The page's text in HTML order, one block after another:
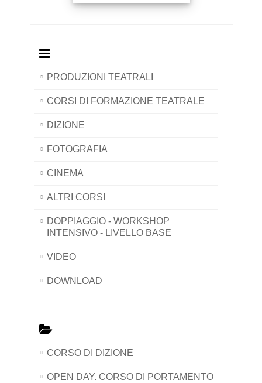
CompanyJoes'
CompanyCompany
PRODUZIONI TEATRALI
CORSI DI FORMAZIONE TEATRALE
DIZIONE
FOTOGRAFIA
CINEMA
ALTRI CORSI
DOPPIAGGIO - WORKSHOP
INTENSIVO - LIVELLO BASE
VIDEO
DOWNLOAD
CORSO DI DIZIONE
OPEN DAY. CORSO DI PORTAMENTO